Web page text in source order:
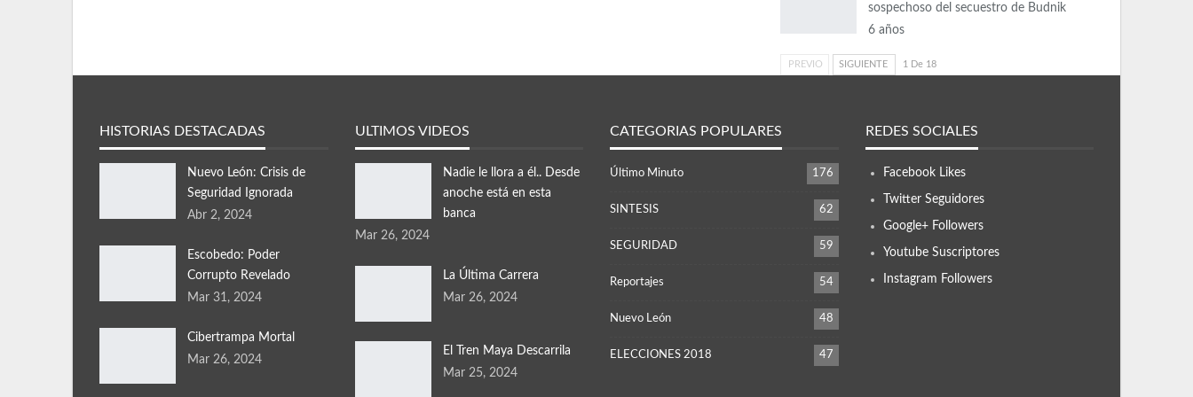
sospechoso del secuestro de Budnik
6 años
PREVIO SIGUIENTE 1 De 18
HISTORIAS DESTACADAS
Nuevo León: Crisis de
Seguridad Ignorada
Abr 2, 2024
Escobedo: Poder
Corrupto Revelado
Mar 31, 2024
Cibertrampa Mortal
Mar 26, 2024
ULTIMOS VIDEOS
Nadie le llora a él.. Desde
anoche está en esta
banca
Mar 26, 2024
La Última Carrera
Mar 26, 2024
El Tren Maya Descarrila
Mar 25, 2024
CATEGORIAS POPULARES
Último Minuto 176
SINTESIS 62
SEGURIDAD 59
Reportajes 54
Nuevo León 48
ELECCIONES 2018 47
REDES SOCIALES
Facebook Likes
Twitter Seguidores
Google+ Followers
Youtube Suscriptores
Instagram Followers